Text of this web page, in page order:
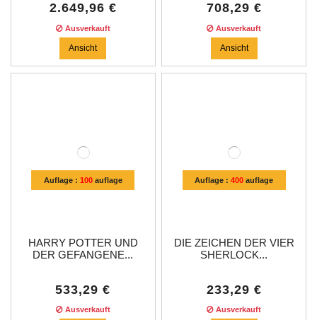
2.649,96 €
Ausverkauft
Ansicht
708,29 €
Ausverkauft
Ansicht
Auflage : 100auflage
HARRY POTTER UND
DER GEFANGENE...
533,29 €
Ausverkauft
Auflage :400 auflage
DIE ZEICHEN DER VIER
SHERLOCK...
233,29 €
Ausverkauft